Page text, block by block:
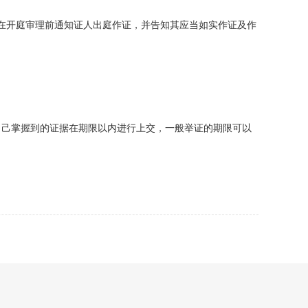
庭审理前通知证人出庭作证，并告知其应当如实作证及作
掌握到的证据在期限以内进行上交，一般举证的期限可以